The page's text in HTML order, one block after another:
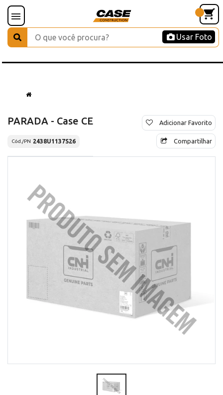
Usar Foto
PARADA - Case CE
Cód./PN 2438U1137S26
Adicionar Favorito
Compartilhar